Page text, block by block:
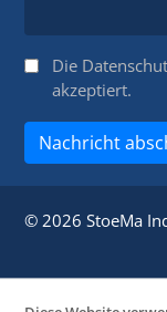
Die
akzeptiert.
Nachricht
© 2026 StoeMa